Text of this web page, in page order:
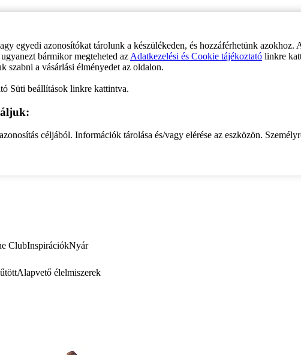
egyedi azonosítókat tárolunk a készülékeden, és hozzáférhetünk azokhoz.
bármikor megteheted az Adatkezelési és Cookie tájékoztató linkre
szabni a vásárlási élményedet az oldalon.
Süti beállítások linkre kattintva.
céljából. Információk tárolása és/vagy elérése az eszközön.
ClubInspirációkNyár
Alapvető élelmiszerek